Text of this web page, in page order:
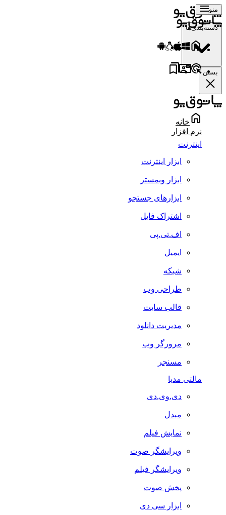
منو
دسته‌بندی‌ها
بستن
خانه
نرم افزار
اینترنت
ابزار اینترنت
ابزار وبمستر
ابزارهای جستجو
اشتراک فایل
اف.تی.پی
ایمیل
شبکه
طراحی وب
قالب سایت
مدیریت دانلود
مرورگر وب
مسنجر
مالتی مدیا
دی.وی.دی
مبدل
نمایش فیلم
ویرایشگر صوت
ویرایشگر فیلم
پخش صوت
ابزار سی دی